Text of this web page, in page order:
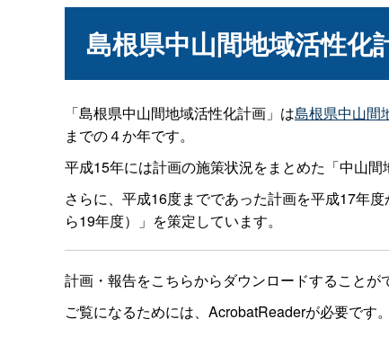
島根県中山間地域活性化
「島根県中山間地域活性化計画」は島根県中山間
までの４か年です。
平成15年には計画の施策状況をまとめた「中山間
さらに、平成16度までであった計画を平成17年
ら19年度）」を策定しています。
計画・報告をこちらからダウンロードすることが
ご覧になるためには、AcrobatReaderが必要です。